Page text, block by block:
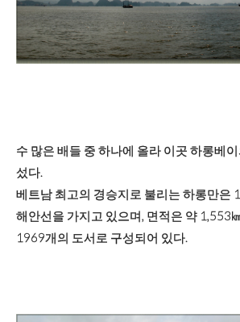
수 많은 배들 중 하나에 올라 이곳 하롱베
섰다.
베트남 최고의 경승지로 불리는 하롱만은
해안선을 가지고 있으며, 면적은 약 1,553
1969개의 도서로 구성되어 있다.